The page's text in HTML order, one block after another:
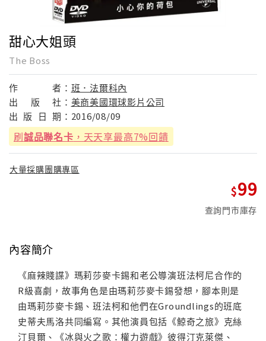
甜心大姐頭
The Boss
作 者： 班．法爾科內
出
版 社： 美商美國環球影片公司
出 版 日 期： 2016/08/09
刷誠品聯名卡 ，天天享最高7%回饋
大量採購團購專區
99
查詢門市庫存
內容簡介
《麻辣賤諜》瑪莉莎麥卡錫和老公導演班法柯尼合作的
R級喜劇，故事角色是由瑪莉莎麥卡錫發想，腳本則是
由瑪莉莎麥卡錫、班法柯和他們在Groundlings的班底
史蒂夫馬洛共同編寫。其他演員包括《鯨奇之旅》克絲
汀貝爾、《冰與火之歌：權力遊戲》彼得汀克萊傑、